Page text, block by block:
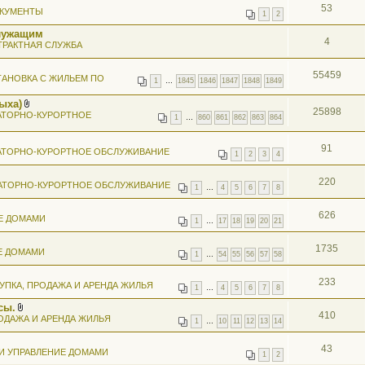
1 2 53
СЛУЖБА 4
1 1845 1846 1847 1848 1849
С ЖИЛЬЕМ ПО
55459
В
о
е
я
1 860 861 862 863 864
КУРОРТНОЕ
25898
1 2 3 4
КУРОРТНОЕ ОБСЛУЖИВАНИЕ 91
1 4 5 6 7 8
КУРОРТНОЕ ОБСЛУЖИВАНИЕ 220
1 17 18 19 20 21
ДОМАМИ 626
1 54 55 56 57 58
ДОМАМИ 1735
1 4 5 6 7 8
ПРОДАЖА И АРЕНДА ЖИЛЬЯ 233
В
о
е
1 10 11 12 13 14
И АРЕНДА ЖИЛЬЯ 410
1 2
УПРАВЛЕНИЕ ДОМАМИ 43